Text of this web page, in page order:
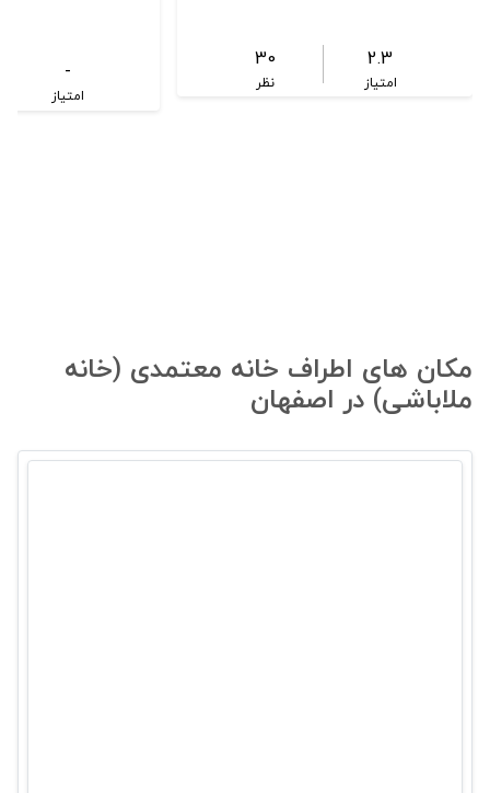
2.3
امتیاز
30
نظر -
امتیاز
مکان های اطراف خانه معتمدی (خانه
ملاباشی) در اصفهان